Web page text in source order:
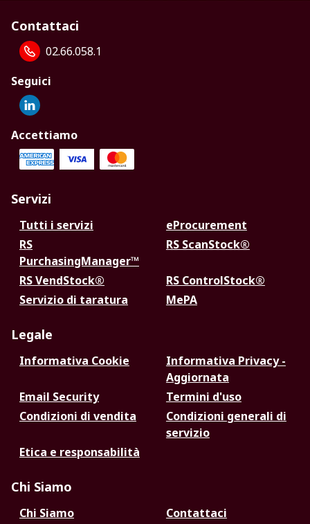
Contattaci
02.66.058.1
Seguici
Accettiamo
Servizi
Tutti i servizi
eProcurement
RS
PurchasingManager™
RS ScanStock®
RS VendStock®
RS ControlStock®
Servizio di taratura
MePA
Legale
Informativa Cookie
Informativa Privacy -
Aggiornata
Email Security
Termini d'uso
Condizioni di vendita
Condizioni generali di
servizio
Etica e responsabilità
Chi Siamo
Chi Siamo Contattaci